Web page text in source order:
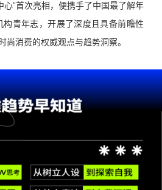
心”首次亮相，便携手了中国最了解年
青年志，开展了深度且具备前瞻性
尚消费的权威观点与趋势洞察。